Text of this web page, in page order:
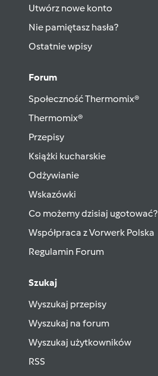
Utwórz nowe konto
Nie pamiętasz hasła?
Ostatnie wpisy
Forum
Społeczność Thermomix®
Thermomix®
Przepisy
Książki kucharskie
Odżywianie
Wskazówki
Co możemy dzisiaj ugotować?
Współpraca z Vorwerk Polska
Regulamin Forum
Szukaj
Wyszukaj przepisy
Wyszukaj na forum
Wyszukaj użytkowników
RSS